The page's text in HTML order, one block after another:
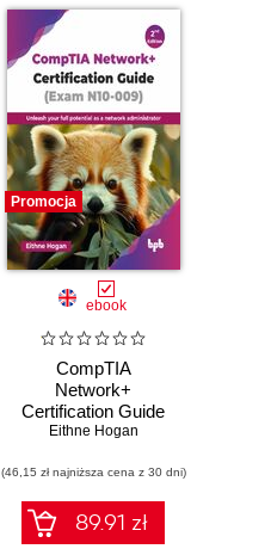
Promocja
ebook
CompTIA
Network+
Certification Guide
(Exam N10-009) -
Eithne Hogan
(46,15 zł najniższa cena z 30 dni)
89.91 zł